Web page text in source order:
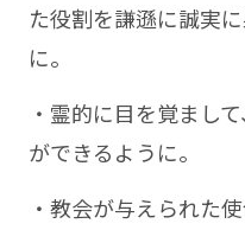
た役割を謙遜に誠実
に。
・霊的に目を覚まし
ができるように。
・教会が与えられた